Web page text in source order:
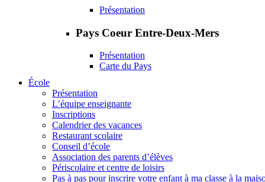
Présentation
Pays Coeur Entre-Deux-Mers
Présentation
Carte du Pays
École
Présentation
L’équipe enseignante
Inscriptions
Calendrier des vacances
Restaurant scolaire
Conseil d’école
Association des parents d’élèves
Périscolaire et centre de loisirs
Pas à pas pour inscrire votre enfant à ma classe à la